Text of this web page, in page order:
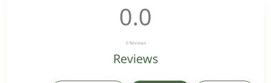
0.0
0 Reviews
Reviews